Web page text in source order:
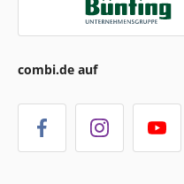
combi.de auf